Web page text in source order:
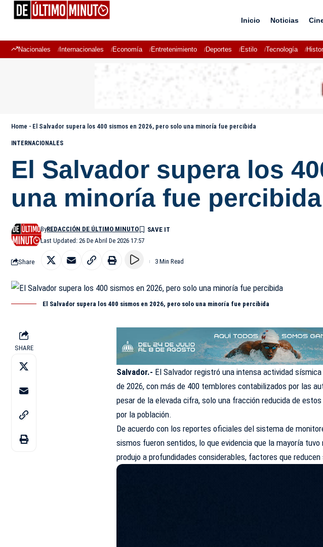
Inicio Noticias
Nacionales Internacionales Economía Entretenimiento Deportes Estilo Tecnología
Home - El Salvador supera los 400 sismos en 2026, pero solo una minoría fue percibida
INTERNACIONALES
El Salvador supera los
una minoría fue percibida
Last Updated: 26 De Abril De 2026 17:57
ByREDACCIÓN DE ÚLTIMO MINUTO
Share 3 Min Read
El Salvador supera los 400 sismos en 2026, pero solo una minoría fue percibida
SHARE
Salvador.- El Salvador registró una intensa actividad
de 2026, con más de 400 temblores contabilizados por las
pesar de la elevada cifra, solo una fracción reducida de
por la población.
De acuerdo con los reportes oficiales del sistema de
sismos fueron sentidos, lo que evidencia que la mayoría
produjo a profundidades considerables, factores que